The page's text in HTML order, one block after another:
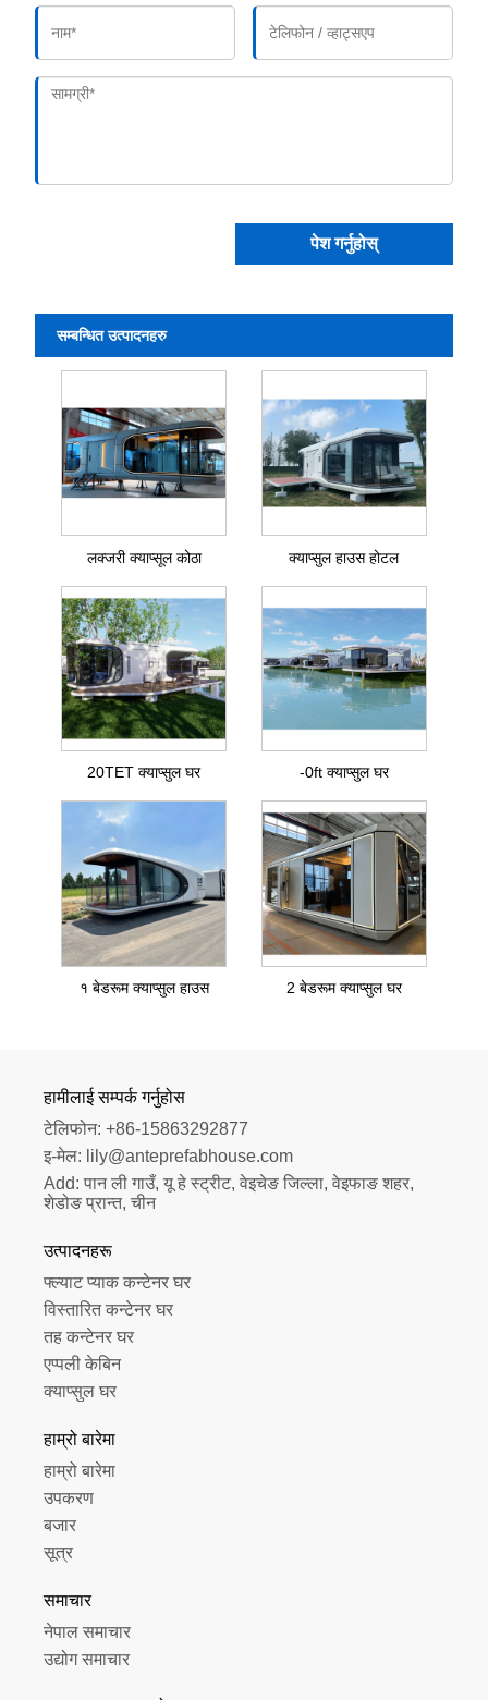
पेश गर्नुहोस्
सम्बन्धित उत्पादनहरु
लक्जरी क्याप्सूल कोठा क्याप्सुल हाउस होटल
20TET क्याप्सुल घर -0ft क्याप्सुल घर
१ बेडरूम क्याप्सुल हाउस 2 बेडरूम क्याप्सुल घर
हामीलाई सम्पर्क गर्नुहोस
टेलिफोन: +86-15863292877
इ-मेल: lily@anteprefabhouse.com
Add: पान ली गाउँ, यू हे स्ट्रीट, वेइचेङ जिल्ला, वेइफाङ शहर,
शेडोङ प्रान्त, चीन
उत्पादनहरू
फ्ल्याट प्याक कन्टेनर घर
विस्तारित कन्टेनर घर
तह कन्टेनर घर
एप्पली केबिन
क्याप्सुल घर
हाम्रो बारेमा
हाम्रो बारेमा
उपकरण
बजार
सूत्र
समाचार
नेपाल समाचार
उद्योग समाचार